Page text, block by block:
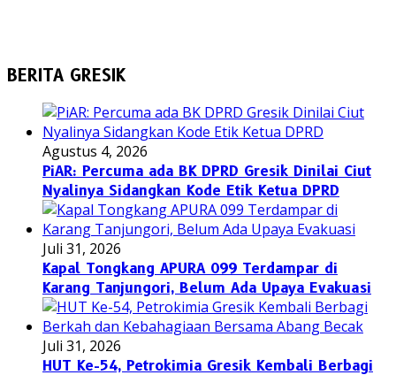
BERITA GRESIK
Agustus 4, 2026
PiAR: Percuma ada BK DPRD Gresik Dinilai Ciut
Nyalinya Sidangkan Kode Etik Ketua DPRD
Juli 31, 2026
Kapal Tongkang APURA 099 Terdampar di
Karang Tanjungori, Belum Ada Upaya Evakuasi
Juli 31, 2026
HUT Ke-54, Petrokimia Gresik Kembali Berbagi